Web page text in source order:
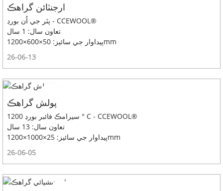
ارجنٽائن گراهڪ
پٿر جي اُن بورڊ - CCEWOOL®
تعاون سال: 1 سال
پيداوار جي سائيز: 50×600×1200mm
26-06-13
پولش گراهڪ
سيرامڪ فائبر بورڊ 1200 ° C - CCEWOOL®
تعاون سال: 13 سال
پيداوار جي سائيز: 25×1000×1200mm
26-06-05